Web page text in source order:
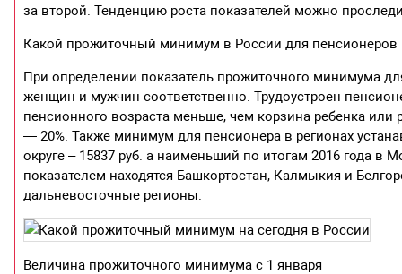
за второй. Тенденцию роста показателей можно
Какой прожиточный минимум в России для пенсионеров
При определении показатель прожиточного минимума
женщин и мужчин соответственно. Трудоустроен
пенсионного возраста меньше, чем корзина ребенка
— 20%. Также минимум для пенсионера в регионах
округе – 15837 руб. а наименьший по итогам 2016 года
показателем находятся Башкортостан, Калмыкия и
дальневосточные регионы.
Величина прожиточного минимума с 1 января